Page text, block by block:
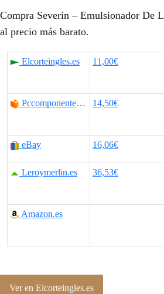
Compra Severin – Emulsionador De
al precio más barato.
Elcorteingles.es 11,00€
Pccomponentes.com 14,50€
eBay 16,06€
Leroymerlin.es 36,53€
Amazon.es
Ver en Elcorteingles.es